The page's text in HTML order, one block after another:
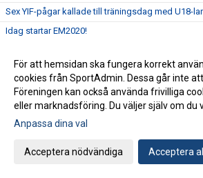
Sex YIF-pågar kallade till träningsdag med U18-
Idag startar EM2020!
USM: Tre grupper avgörs i Ystad Arena
Anmälan till YIF Handboll Camp är öppen
Gott Nytt År
Flera ungdomslag spelar finaler idag
Vi önskar dig en God Jul
White Angels önskar förstärkning
För att hemsidan ska fungera korrekt
cookies från SportAdmin. Dessa går inte
Föreningen kan också använda frivilliga
eller marknadsföring. Du väljer själv om du
Anpassa dina val
Acceptera nödvändiga Acceptera